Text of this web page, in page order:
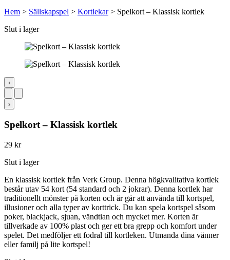
Hem > Sällskapspel > Kortlekar> Spelkort – Klassisk kortlek
Slut i lager
‹
›
Spelkort – Klassisk kortlek
29 kr
Slut i lager
En klassisk kortlek från Verk Group. Denna högkvalitativa kortlek
består utav 54 kort (54 standard och 2 jokrar). Denna kortlek har
traditionellt mönster på korten och är går att använda till kortspel,
illusioner och alla typer av korttrick. Du kan spela kortspel såsom
poker, blackjack, sjuan, vändtian och mycket mer. Korten är
tillverkade av 100% plast och ger ett bra grepp och komfort under
spelet. Det medföljer ett fodral till kortleken. Utmanda dina vänner
eller familj på lite kortspel!